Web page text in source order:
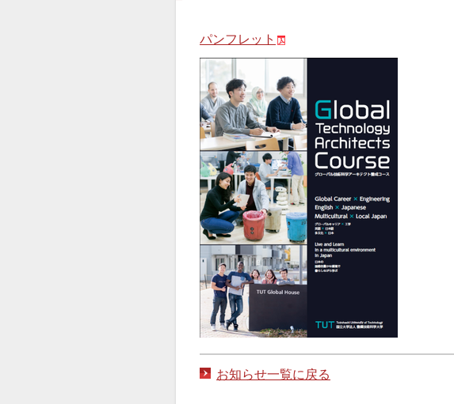
パンフレット
お知らせ一覧に戻る